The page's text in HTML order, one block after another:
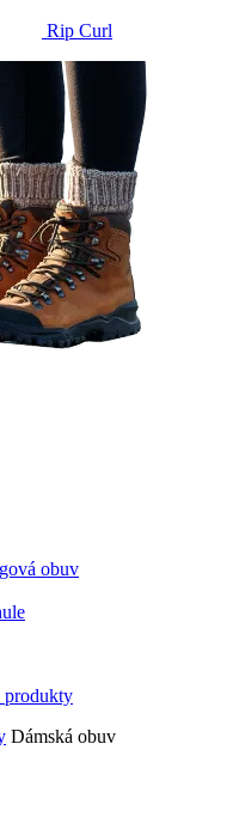
Rip Curl
obuv
Dámská obuv